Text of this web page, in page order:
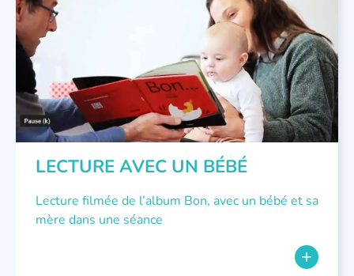
LECTURE INDIVIDUALISÉE
LECTURE AVEC UN BÉBÉ
Lecture filmée de l’album Bon, avec un bébé et sa
mère dans une séance